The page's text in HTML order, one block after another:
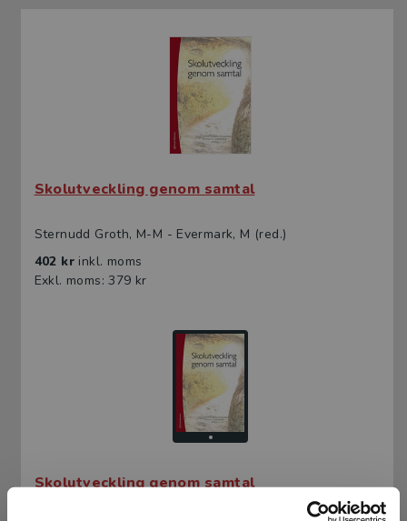
Skolutveckling genom samtal
Sternudd Groth, M-M - Evermark, M (red.)
402 kr inkl. moms
Exkl. moms: 379 kr
Skolutveckling genom samtal